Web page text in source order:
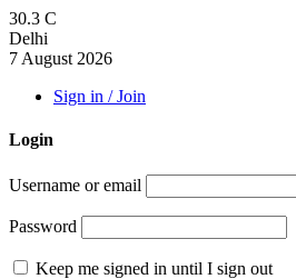
30.3 C
Delhi
7 August 2026
Sign in / Join
Login
Username or email
Password
Keep me signed in until I sign out